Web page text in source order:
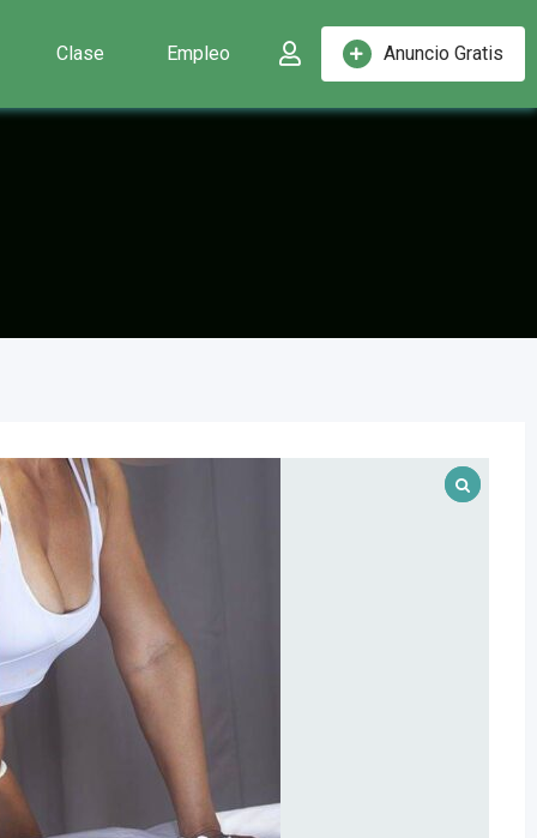
Anuncio Gratis
Clase Empleo